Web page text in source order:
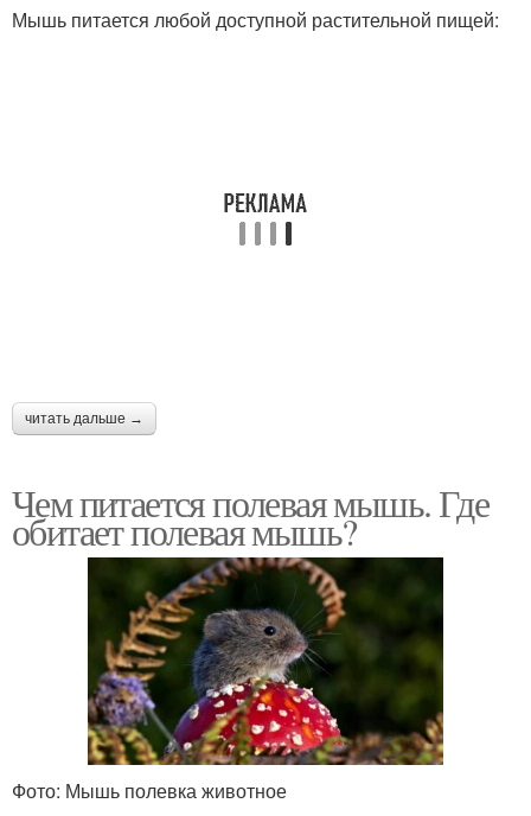
Мышь питается любой доступной растительной пищей:
читать дальше →
Чем питается полевая мышь. Где
обитает полевая мышь?
Фото: Мышь полевка животное